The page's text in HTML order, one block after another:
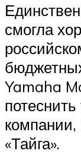
смогла
Yamaha
компании,
«Тайга».